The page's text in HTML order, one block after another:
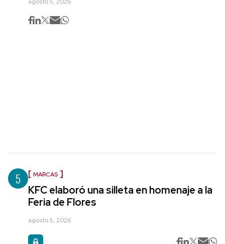
5 MARCAS
KFC elaboró una silleta en homenaje a la
Feria de Flores
agosto 5, 2026